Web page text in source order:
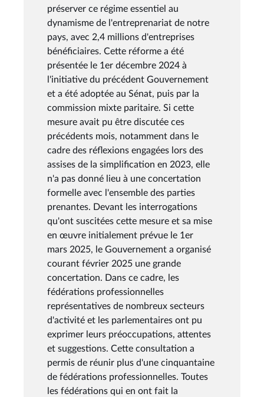
préserver ce régime essentiel au
dynamisme de l'entreprenariat de notre
pays, avec 2,4 millions d'entreprises
bénéficiaires. Cette réforme a été
présentée le 1er décembre 2024 à
l'initiative du précédent Gouvernement
et a été adoptée au Sénat, puis par la
commission mixte paritaire. Si cette
mesure avait pu être discutée ces
précédents mois, notamment dans le
cadre des réflexions engagées lors des
assises de la simplification en 2023, elle
n'a pas donné lieu à une concertation
formelle avec l'ensemble des parties
prenantes. Devant les interrogations
qu'ont suscitées cette mesure et sa mise
en œuvre initialement prévue le 1er
mars 2025, le Gouvernement a organisé
courant février 2025 une grande
concertation. Dans ce cadre, les
fédérations professionnelles
représentatives de nombreux secteurs
d'activité et les parlementaires ont pu
exprimer leurs préoccupations, attentes
et suggestions. Cette consultation a
permis de réunir plus d'une cinquantaine
de fédérations professionnelles. Toutes
les fédérations qui en ont fait la